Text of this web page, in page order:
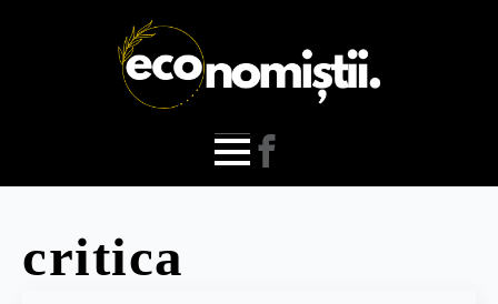
critica